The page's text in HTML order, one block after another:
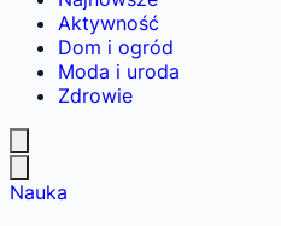
Aktywność
Dom i ogród
Moda i uroda
Zdrowie
Nauka